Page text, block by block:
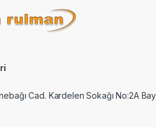
Cad. Kardelen Sokağı No:2A